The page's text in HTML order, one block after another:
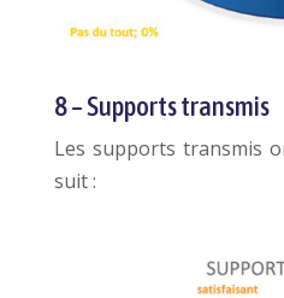
8 – Supports transmis
Les supports transmis
suit :